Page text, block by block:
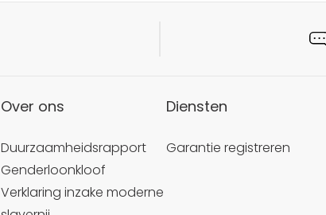
Over ons
Duurzaamheidsrapport
Genderloonkloof
Verklaring inzake moderne
Diensten
Garantie registreren